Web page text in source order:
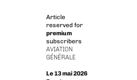
Article
reserved for
premium
subscribers
AVIATION
GÉNÉRALE
Le 13 mai 2026